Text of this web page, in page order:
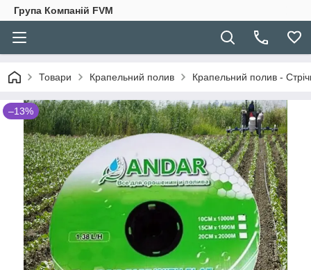
Група Компаній FVM
Товари Крапельний полив Крапельний полив -
–13%